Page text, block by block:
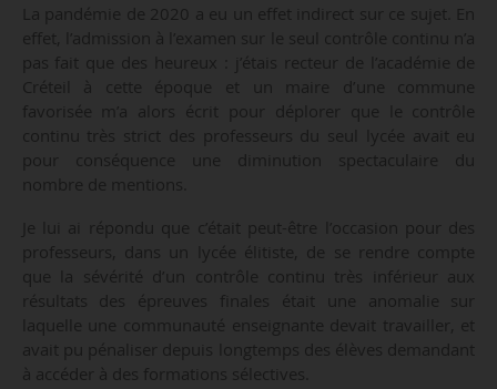
La pandémie de 2020 a eu un effet indirect sur ce sujet. En
effet, l’admission à l’examen sur le seul contrôle continu n’a
pas fait que des heureux : j’étais recteur de l’académie de
Créteil à cette époque et un maire d’une commune
favorisée m’a alors écrit pour déplorer que le contrôle
continu très strict des professeurs du seul lycée avait eu
pour conséquence une diminution spectaculaire du
nombre de mentions.
Je lui ai répondu que c’était peut-être l’occasion pour des
professeurs, dans un lycée élitiste, de se rendre compte
que la sévérité d’un contrôle continu très inférieur aux
résultats des épreuves finales était une anomalie sur
laquelle une communauté enseignante devait travailler, et
avait pu pénaliser depuis longtemps des élèves demandant
à accéder à des formations sélectives.